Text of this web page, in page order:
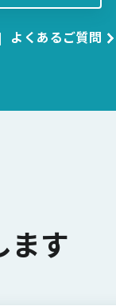
よくあるご質問
ます